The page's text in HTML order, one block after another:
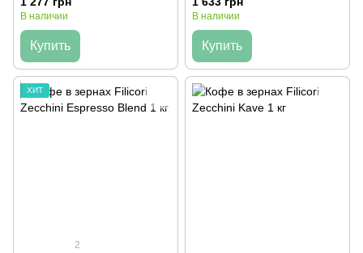
В наличии
Купить
В наличии
Купить
ХИТ
2